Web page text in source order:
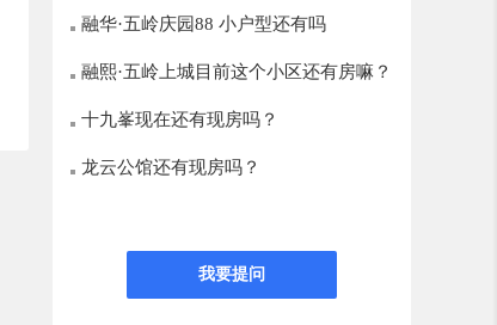
融华·五岭庆园88 小户型还有吗
融熙·五岭上城目前这个小区还有房嘛？
十九峯现在还有现房吗？
龙云公馆还有现房吗？
我要提问